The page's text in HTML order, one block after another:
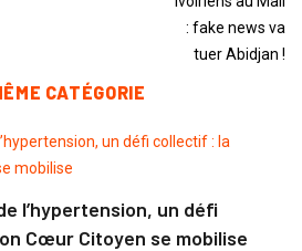
CATÉGORIE
l’hypertension, un défi
Cœur Citoyen se mobilise